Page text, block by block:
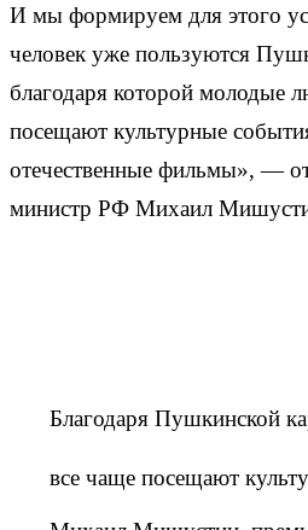
И мы формируем для этого
человек уже пользуются
благодаря которой молодые
посещают культурные
отечественные фильмы», —
министр РФ Михаил
Благодаря Пушкинской
все чаще посещают